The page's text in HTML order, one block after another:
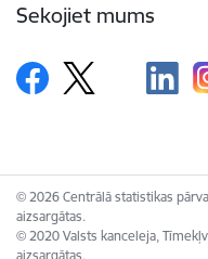
Sekojiet mums
© 2026 Centrālā statistikas
aizsargātas.
© 2020 Valsts kanceleja,
aizsargātas.